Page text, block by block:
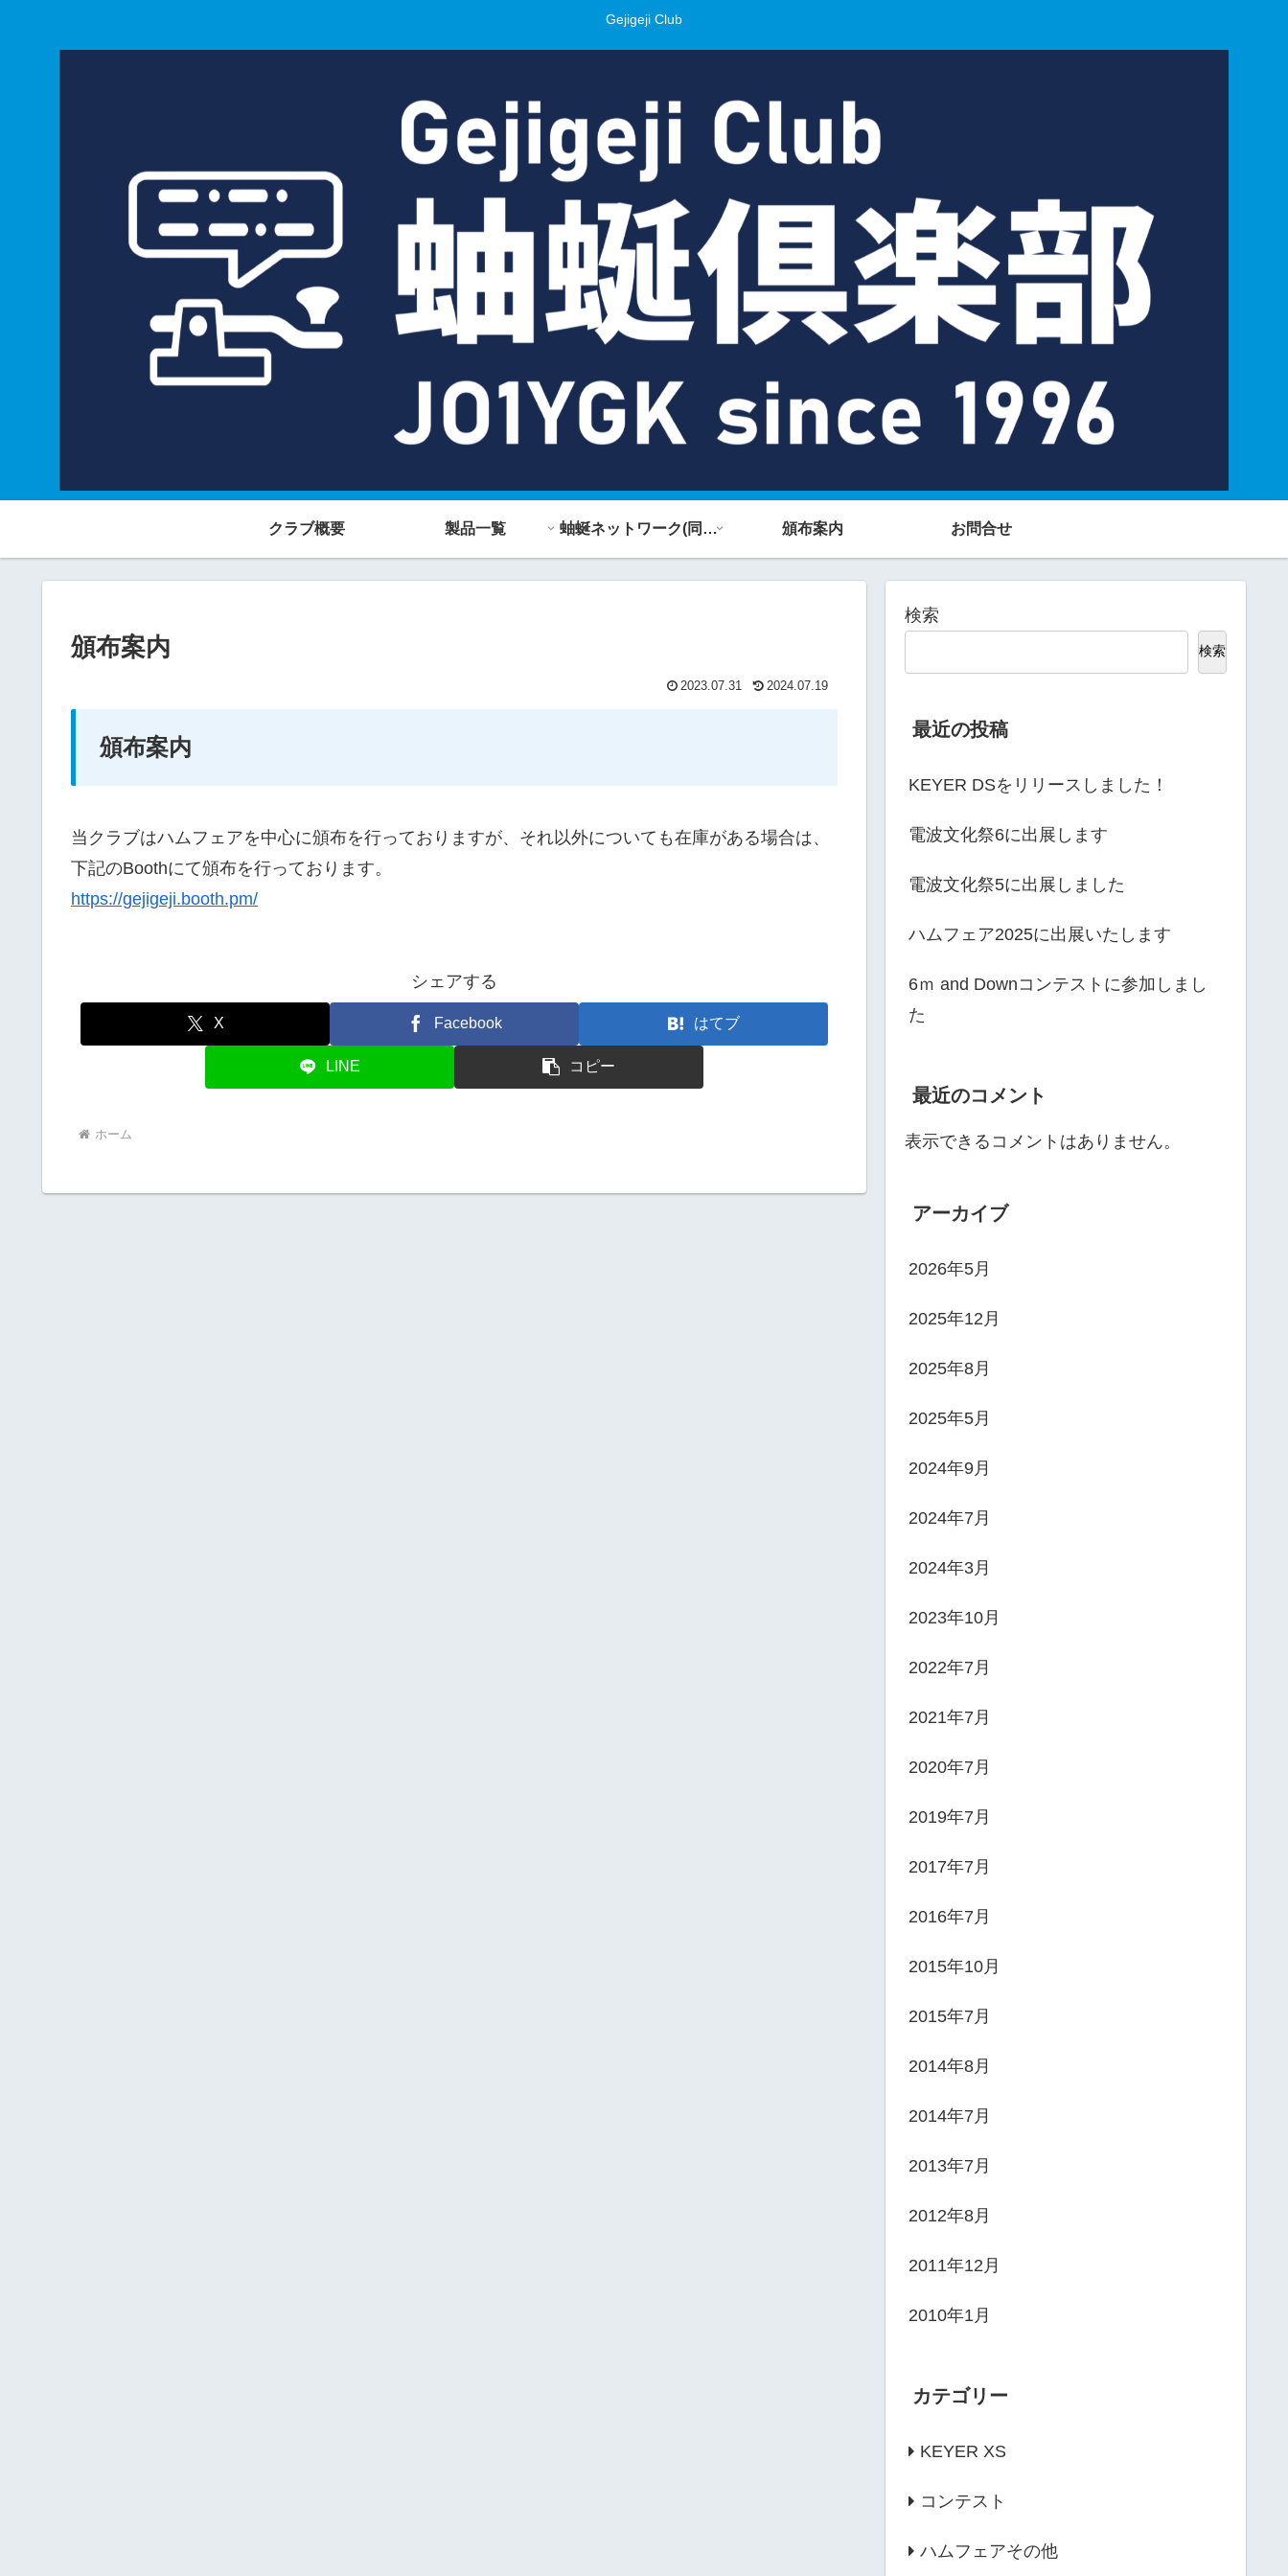
Gejigeji Club
クラブ概要 製品一覧 蚰蜒ネットワーク(同人誌) 頒布案内 お問合せ
頒布案内
2023.07.31 2024.07.19
頒布案内
当クラブはハムフェアを中心に頒布を行っておりますが、それ以外についても在庫がある場合は、
下記のBoothにて頒布を行っております。
https://gejigeji.booth.pm/
シェアする
X Facebook はてブ
LINE コピー
ホーム
検索
検索
最近の投稿
KEYER DSをリリースしました！
電波文化祭6に出展します
電波文化祭5に出展しました
ハムフェア2025に出展いたします
6ｍ and Downコンテストに参加しまし
た
最近のコメント
表示できるコメントはありません。
アーカイブ
2026年5月
2025年12月
2025年8月
2025年5月
2024年9月
2024年7月
2024年3月
2023年10月
2022年7月
2021年7月
2020年7月
2019年7月
2017年7月
2016年7月
2015年10月
2015年7月
2014年8月
2014年7月
2013年7月
2012年8月
2011年12月
2010年1月
カテゴリー
KEYER XS
コンテスト
ハムフェアその他